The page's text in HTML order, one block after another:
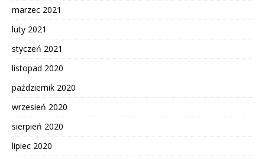
marzec 2021
luty 2021
styczeń 2021
listopad 2020
październik 2020
wrzesień 2020
sierpień 2020
lipiec 2020